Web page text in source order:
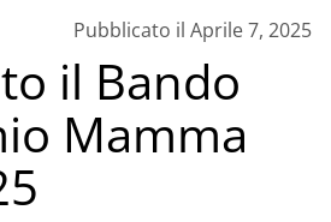
Pubblicato il Aprile 7, 2025
il Bando
Mamma